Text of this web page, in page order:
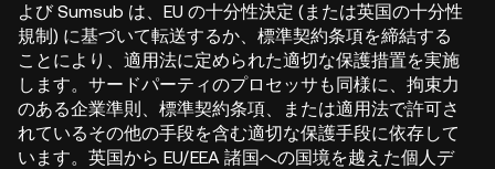
よび Sumsub は、EU の十分性決定 (または英国の十分性
規制) に基づいて転送するか、標準契約条項を締結する
ことにより、適用法に定められた適切な保護措置を実施
します。サードパーティのプロセッサも同様に、拘束力
のある企業準則、標準契約条項、または適用法で許可さ
れているその他の手段を含む適切な保護手段に依存して
います。英国から EU/EEA 諸国への国境を越えた個人デ